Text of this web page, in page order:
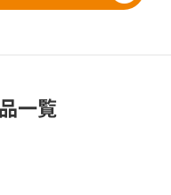
一覧